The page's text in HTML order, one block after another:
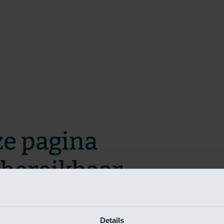
Details
pagina
zo snel mogelijk te verhelpen.